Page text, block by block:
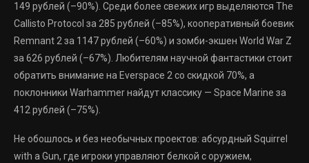
149 рублей (–90%). Среди более свежих игр выделяются The
Callisto Protocol за 285 рублей (–85%), кооперативный боевик
Remnant 2 за 1147 рублей (–60%) и зомби-экшен World War Z
за 626 рублей (–67%). Любителям научной фантастики стоит
обратить внимание на Everspace 2 со скидкой 70%, а
поклонники Warhammer найдут классику — Space Marine за
412 рублей (–75%).
Не обошлось и без необычных проектов: абсурдный Squirrel
with a Gun, где игроки управляют белкой с оружием,